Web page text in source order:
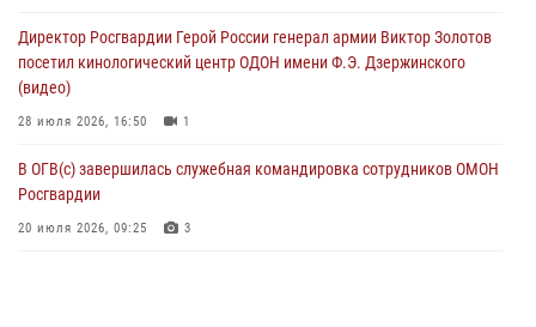
взрывобезопасности
Директор Росгвардии Герой России генерал армии Виктор Золотов
посетил кинологический центр ОДОН имени Ф.Э. Дзержинского
(видео)
28 июля 2026, 16:50 1
В ОГВ(с) завершилась служебная командировка сотрудников ОМОН
Росгвардии
20 июля 2026, 09:25 3